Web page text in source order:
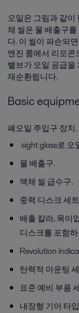
오일은 그림과 같이
체 씰은 물 배출구
다. 이 씰이 파손되
엔진 룸에서 리모
밸브가 오일 공급을
재순환됩니다.
Basic
폐오일 주입구 장치.
sight glass로
물 배출구.
액체 씰 급수구.
중력 디스크 세
배출 칼라, 목이
디스크를 포함
Revolution
탄력적 마운팅
표준 예비 부품
내장형 기어 타